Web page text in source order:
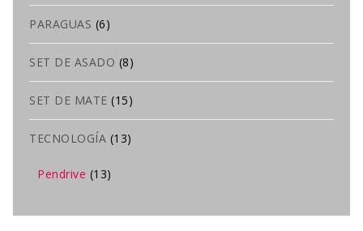
PARAGUAS (6)
SET DE ASADO (8)
SET DE MATE (15)
TECNOLOGÍA (13)
Pendrive (13)